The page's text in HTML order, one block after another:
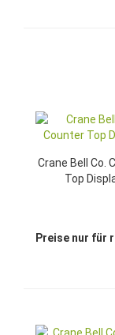
Crane Bell Co.
Top
Preise nur für